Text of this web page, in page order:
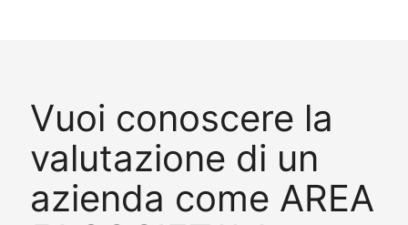
Vuoi conoscere la
valutazione di un
azienda come AREA